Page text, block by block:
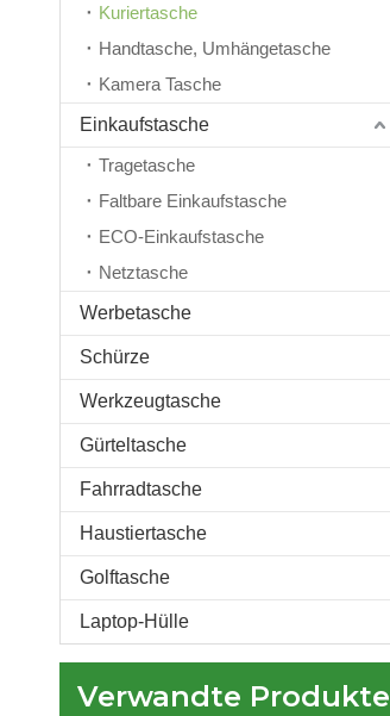
Kuriertasche
Handtasche, Umhängetasche
Kamera Tasche
Einkaufstasche
Tragetasche
Faltbare Einkaufstasche
ECO-Einkaufstasche
Netztasche
Werbetasche
Schürze
Werkzeugtasche
Gürteltasche
Fahrradtasche
Haustiertasche
Golftasche
Laptop-Hülle
Verwandte Produkte